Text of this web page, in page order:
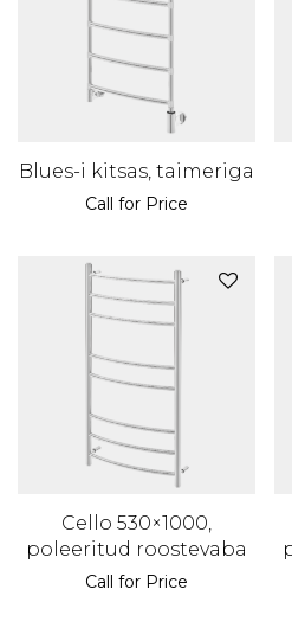
Blues-i kitsas, taimeriga
Call for Price
Cello 530×1000,
poleeritud roostevaba
Call for Price